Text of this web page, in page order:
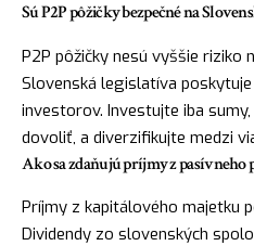
Sú P2P pôžičky bezpečné na
P2P pôžičky nesú vyššie riziko
Slovenská legislatíva
investorov. Investujte iba
dovoliť, a diverzifikujte medzi
Ako sa zdaňujú príjmy z pasívneho
Príjmy z kapitálového majetku
Dividendy zo slovenských